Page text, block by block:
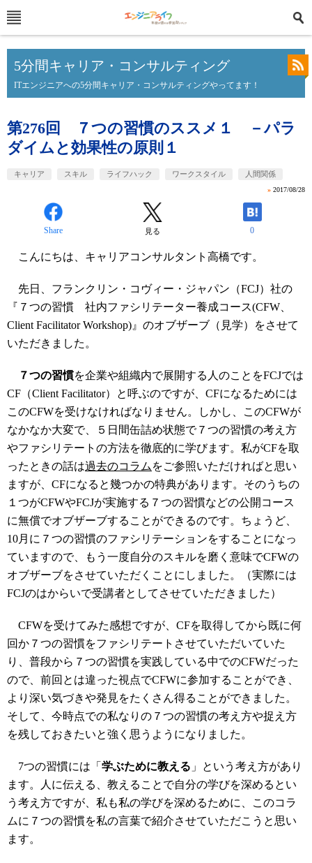
5分間キャリア・コンサルティング
ITエンジニアへの5分間キャリア・コンサルティングやってます！
第276回 ７つの習慣のススメ１ －パラ
ダイムと効果性の原則１
キャリア スキル ライフハック ワークスタイル 人間関係
» 2017/08/28
Share 見る 0
こんにちは、キャリアコンサルタント高橋です。
先日、フランクリン・コヴィー・ジャパン（FCJ）社の
『７つの習慣 社内ファシリテーター養成コース(CFW、
Client Facilitator Workshop)』のオブザーブ（見学）をさせて
いただきました。
７つの習慣を企業や組織内で展開する人のことをFCJでは
CF（Client Facilitator）と呼ぶのですが、CFになるためには
このCFWを受けなければなりません。しかし、このCFWが
なかなか大変で、５日間缶詰め状態で７つの習慣の考え方
やファシリテートの方法を徹底的に学びます。私がCFを取
ったときの話は過去のコラム をご参照いただければと思い
ますが、CFになると幾つかの特典があります。そのうちの
１つがCFWやFCJが実施する７つの習慣などの公開コース
に無償でオブザーブすることができるのです。ちょうど、
10月に７つの習慣のファシリテーションをすることになっ
ていますので、もう一度自分のスキルを磨く意味でCFWの
オブザーブをさせていただくことにしました。（実際には
FCJのはからいで受講者としてさせていただきました）
CFWを受けてみた感想ですが、CFを取得してから既に何
回か７つの習慣をファシリテートさせていただいていた
り、普段から７つの習慣を実践している中でのCFWだった
ので、前回とは違った視点でCFWに参加することができ、
より深い気づきや発見をたくさん得ることができました。
そして、今時点での私なりの７つの習慣の考え方や捉え方
を残しておきたいと強く思うようになりました。
7つの習慣には「 学ぶために教える 」という考え方があり
ます。人に伝える、教えることで自分の学びを深めるとい
う考え方ですが、私も私の学びを深めるために、このコラ
ムに７つの習慣を私の言葉で紹介させていただこうと思い
ます。